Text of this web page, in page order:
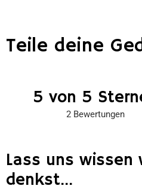
Teile deine
5 von 5
2 Bewertungen
Lass uns wissen
denkst...